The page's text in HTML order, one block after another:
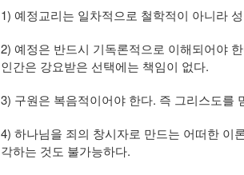
1) 예정교리는 일차적으로 철학적이 아니라
2) 예정은 반드시 기독론적으로 이해되어야
인간은 강요받은 선택에는 책임이 없다.
3) 구원은 복음적이어야 한다. 즉 그리스도를
4) 하나님을 죄의 창시자로 만드는 어떠한 이
각하는 것도 불가능하다.